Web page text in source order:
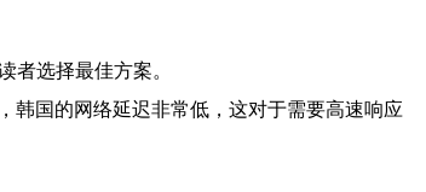
者选择最佳方案。
韩国的网络延迟非常低，这对于需要高速响应